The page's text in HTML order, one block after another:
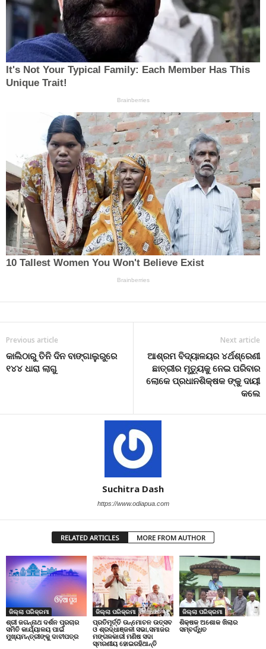
Previous article
କାଲିଠାରୁ ତିନି ଦିନ ବାଙ୍ଗାଲୁରୁରେ
୧୪୪ ଧାରା ଲାଗୁ
Next article
ଆଶ୍ରମ ବିଦ୍ୟାଳୟର ୪ର୍ଥଶ୍ରେଣୀ
ଛାତ୍ରୀର ମୃତ୍ୟୁକୁ ନେଇ ପରିବାର
ଲୋକେ ପ୍ରଧାନଶିକ୍ଷକ ଙ୍କୁ ଦାୟୀ
କଲେ
Suchitra Dash
https://www.odiapua.com
RELATED ARTICLES MORE FROM AUTHOR
ଜିଲ୍ଲା ପରିକ୍ରମା
ଶ୍ରୀ ଜଗନ୍ନାଥ ଦର୍ଶନ ପ୍ରଚାର
ସମିତି କାର୍ଯ୍ୟାଳୟ ପାଇଁ
ମୁଖ୍ୟମନ୍ତ୍ରୀଙ୍କୁ ଦାବୀପତ୍ର
ଜିଲ୍ଲା ପରିକ୍ରମା
ପ୍ରତିମୂର୍ତ୍ତି ଉନ୍ମୋଚନ ଉତ୍ସବ
ଓ ଶ୍ରଦ୍ଧାଞ୍ଜଳୀ ସଭା,ସମାଜର
ମଙ୍ଗଳକାରୀ ମଣିଷ ସଦା
ସ୍ମରଣୀୟ ହୋଇରହିଥାନ୍ତି
ଜିଲ୍ଲା ପରିକ୍ରମା
ଶିକ୍ଷକ ଅଶୋକ ଖିଲାର
ସମ୍ବର୍ଦ୍ଧିତ